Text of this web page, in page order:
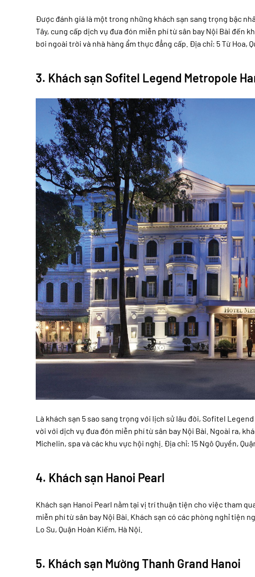
Được đánh giá là một trong những khách sạn sang trọng bậc
Tây, cung cấp dịch vụ đưa đón miễn phí từ sân bay Nội Bài đến
bơi ngoài trời và nhà hàng ẩm thực đẳng cấp. Địa chỉ: 5 Từ Hoa,
3. Khách sạn Sofitel Legend Metropole
Là khách sạn 5 sao sang trọng với lịch sử lâu đời, Sofitel
vời với dịch vụ đưa đón miễn phí từ sân bay Nội Bài. Ngoài ra,
Michelin, spa và các khu vực hội nghị. Địa chỉ: 15 Ngô Quyền,
4. Khách sạn Hanoi Pearl
Khách sạn Hanoi Pearl nằm tại vị trí thuận tiện cho việc tham
miễn phí từ sân bay Nội Bài. Khách sạn có các phòng nghỉ tiện
Lo Su, Quận Hoàn Kiếm, Hà Nội.
5. Khách sạn Mường Thanh Grand Hanoi